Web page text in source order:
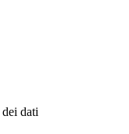
dati